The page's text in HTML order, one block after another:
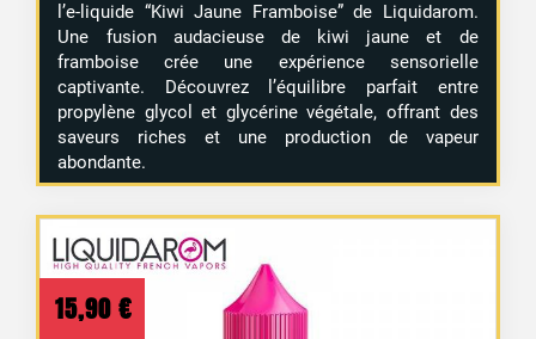
l’e-liquide “Kiwi Jaune Framboise” de Liquidarom.
Une fusion audacieuse de kiwi jaune et de
framboise crée une expérience sensorielle
captivante. Découvrez l’équilibre parfait entre
propylène glycol et glycérine végétale, offrant des
saveurs riches et une production de vapeur
abondante.
15,90 €